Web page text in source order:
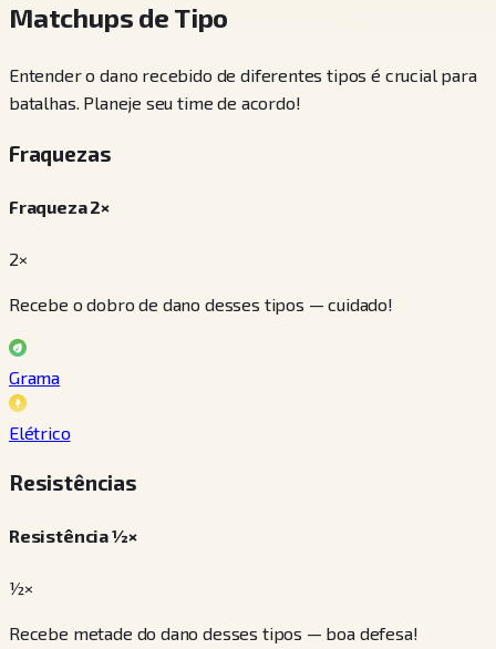
Matchups de Tipo
Entender o dano recebido de diferentes tipos é crucial para
batalhas. Planeje seu time de acordo!
Fraquezas
Fraqueza 2×
2×
Recebe o dobro de dano desses tipos — cuidado!
Grama
Elétrico
Resistências
Resistência ½×
½×
Recebe metade do dano desses tipos — boa defesa!